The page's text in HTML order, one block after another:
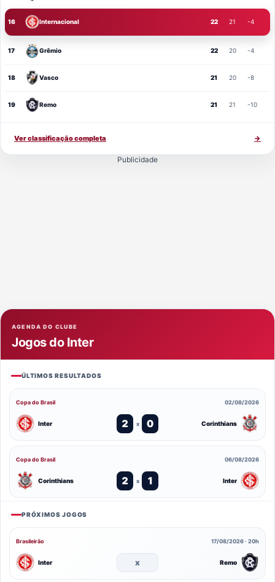
16 Internacional 22 21 -4
17 Grêmio 22 20 -4
18 Vasco 21 20 -8
19 Remo 21 21 -10
Ver classificação completa →
Publicidade
AGENDA DO CLUBE
Jogos do Inter
ÚLTIMOS RESULTADOS
Copa do Brasil 02/08/2026
Inter 2 x 0 Corinthians
Copa do Brasil 06/08/2026
Corinthians 2 x 1 Inter
PRÓXIMOS JOGOS
Brasileirão 17/08/2026 · 20h
Inter x Remo